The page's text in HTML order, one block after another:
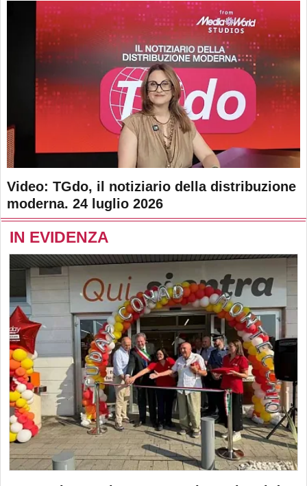
Video: TGdo, il notiziario della distribuzione
moderna. 24 luglio 2026
IN EVIDENZA